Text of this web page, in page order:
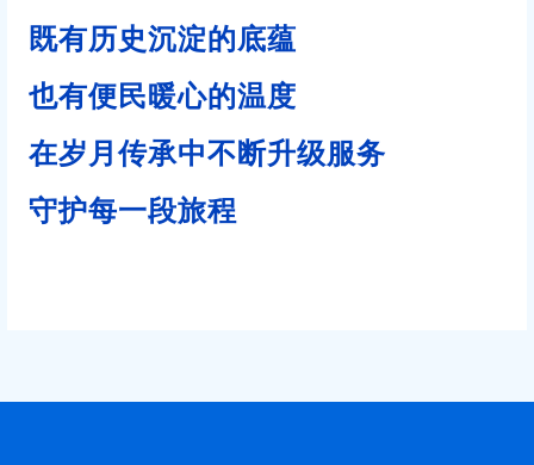
既有历史沉淀的底蕴
也有便民暖心的温度
在岁月传承中不断升级服务
守护每一段旅程